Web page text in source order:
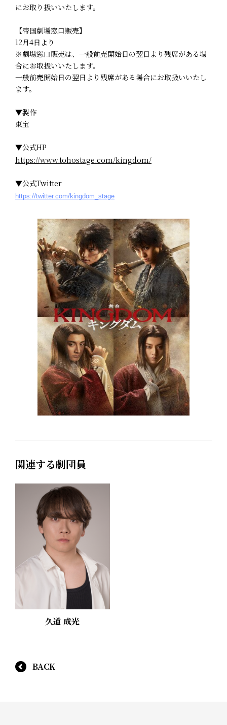
にお取り扱いいたします。
【帝国劇場窓口販売】
12月4日より
※劇場窓口販売は、一般前売開始日の翌日より残席がある場
合にお取扱いいたします。
一般前売開始日の翌日より残席がある場合にお取扱いいたし
ます。
▼製作
東宝
▼公式HP
https://www.tohostage.com/kingdom/
▼公式Twitter
https://twitter.com/kingdom_stage
関連する劇団員
久道 成光
BACK